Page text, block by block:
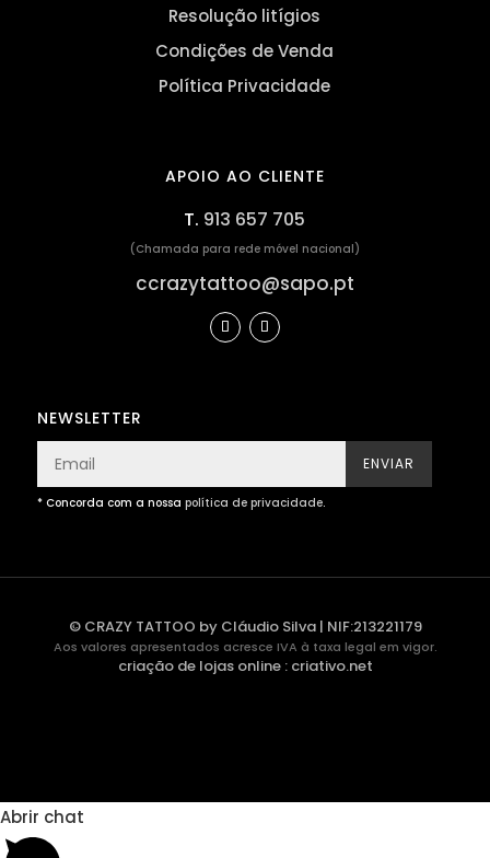
Resolução litígios
Condições de Venda
Política Privacidade
APOIO AO CLIENTE
T. 913 657 705
(Chamada para rede móvel nacional)
ccrazytattoo@sapo.pt
NEWSLETTER
ENVIAR
* Concorda com a nossa política de privacidade.
© CRAZY TATTOO by Cláudio Silva | NIF:213221179
Aos valores apresentados acresce IVA à taxa legal em vigor.
criação de lojas online: criativo.net
Abrir chat